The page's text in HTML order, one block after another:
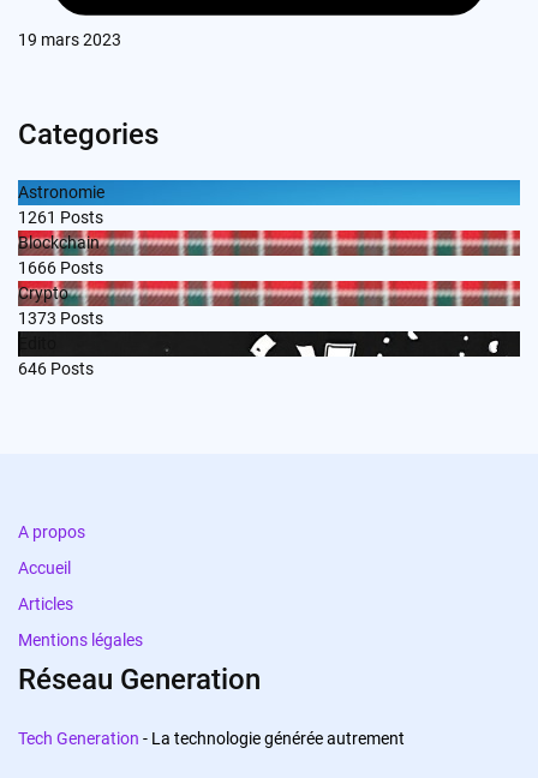
19 mars 2023
Categories
Astronomie
1261 Posts
Blockchain
1666 Posts
Crypto
1373 Posts
646 Posts
A propos
Accueil
Articles
Mentions légales
Réseau Generation
Tech Generation - La technologie générée autrement